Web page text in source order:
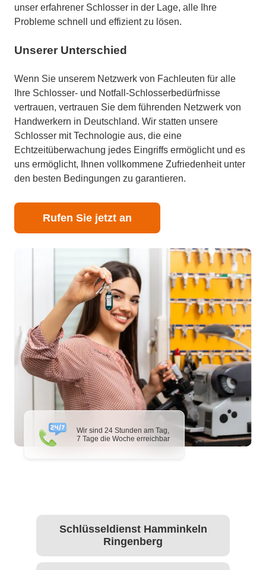
Wir sind 24 Stunden am Tag,
7 Tage die Woche erreichbar
unser erfahrener Schlosser in der Lage, alle Ihre
Probleme schnell und effizient zu lösen.
Unserer Unterschied
Wenn Sie unserem Netzwerk von Fachleuten für alle
Ihre Schlosser- und Notfall-Schlosserbedürfnisse
vertrauen, vertrauen Sie dem führenden Netzwerk von
Handwerkern in Deutschland. Wir statten unsere
Schlosser mit Technologie aus, die eine
Echtzeitüberwachung jedes Eingriffs ermöglicht und es
uns ermöglicht, Ihnen vollkommene Zufriedenheit unter
den besten Bedingungen zu garantieren.
Rufen Sie jetzt an
Schlüsseldienst Hamminkeln
Ringenberg